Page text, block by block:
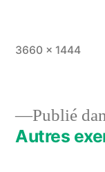
Taille
3660 × 1444
Publié
Autres